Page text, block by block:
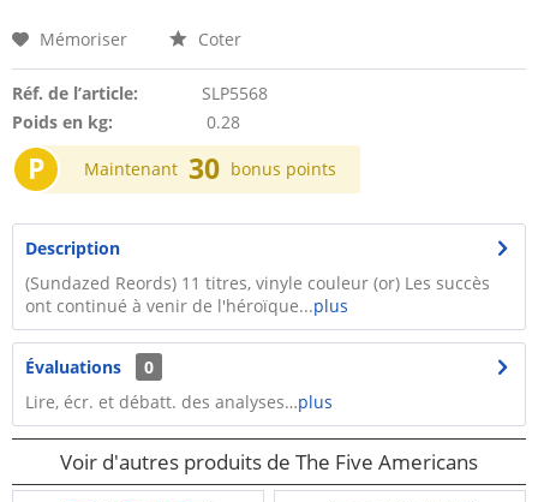
Mémoriser Coter
Réf. de l’article:
SLP5568
Poids en kg:
0.28
P Maintenant 30 bonus points
Description
(Sundazed Reords) 11 titres, vinyle couleur (or) Les succès
ont continué à venir de l'héroïque...plus
Évaluations
0
Lire, écr. et débatt. des analyses…plus
Voir d'autres produits de The Five Americans